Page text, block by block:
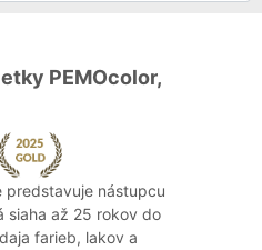
PEMOcolor,
predstavuje nástupcu
siaha až 25 rokov do
farieb, lakov a